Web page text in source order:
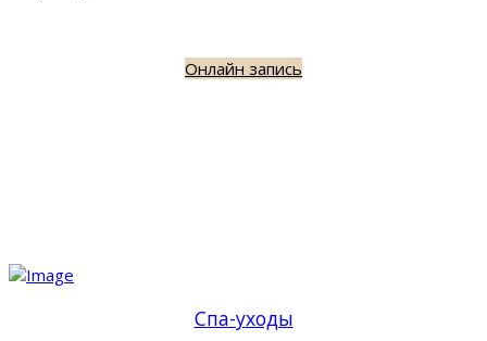
Онлайн запись
Спа-уходы